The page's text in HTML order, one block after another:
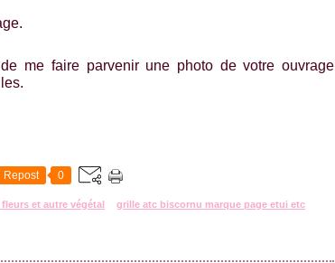
me faire parvenir une photo de votre ouvrage
Repost 0
et autre végétal
grille atc biscornu marque page etui etc